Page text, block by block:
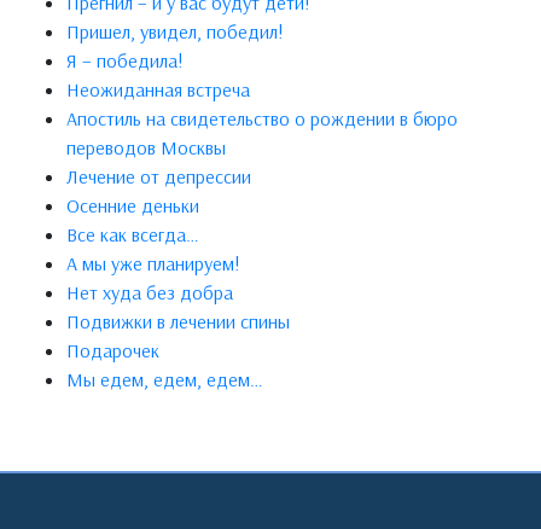
Пришел, увидел, победил!
Я – победила!
Неожиданная встреча
Апостиль на свидетельство о рождении в бюро
переводов Москвы
Лечение от депрессии
Осенние деньки
Все как всегда…
А мы уже планируем!
Нет худа без добра
Подвижки в лечении спины
Подарочек
Мы едем, едем, едем…